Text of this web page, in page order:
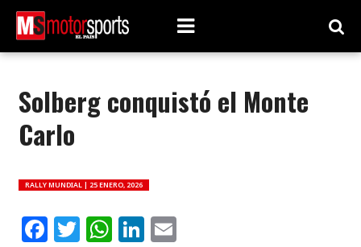
Solberg conquistó el Monte
Carlo
RALLY MUNDIAL | 25 ENERO, 2026
Facebook
Twitter
WhatsApp
LinkedIn
Email